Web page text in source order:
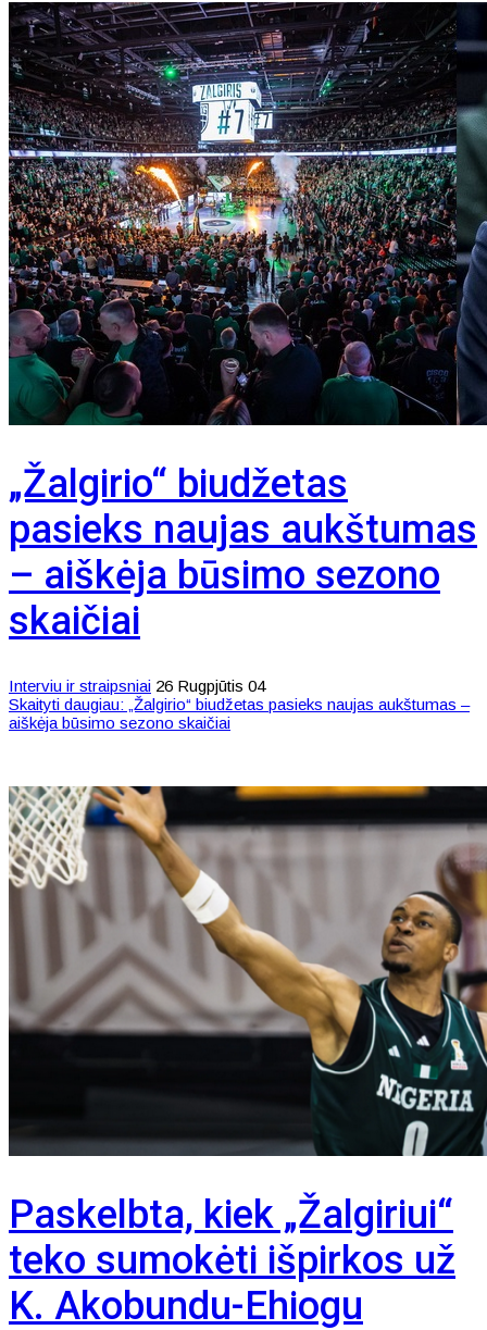
„Žalgirio“ biudžetas
pasieks naujas aukštumas
– aiškėja būsimo sezono
skaičiai
Interviu ir straipsniai 26 Rugpjūtis 04
Skaityti daugiau: „Žalgirio“ biudžetas pasieks naujas aukštumas –
aiškėja būsimo sezono skaičiai
Paskelbta, kiek „Žalgiriui“
teko sumokėti išpirkos už
K. Akobundu-Ehiogu